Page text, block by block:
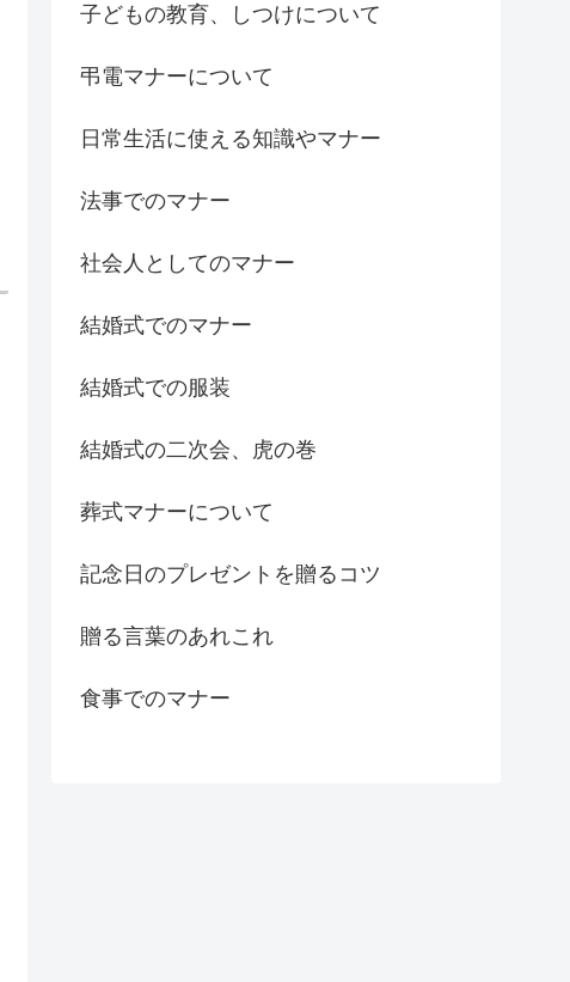
子どもの教育、しつけについて
弔電マナーについて
日常生活に使える知識やマナー
法事でのマナー
社会人としてのマナー
結婚式でのマナー
結婚式での服装
結婚式の二次会、虎の巻
葬式マナーについて
記念日のプレゼントを贈るコツ
贈る言葉のあれこれ
食事でのマナー